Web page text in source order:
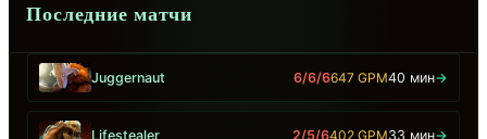
Последние матчи
Juggernaut 6/6/6647 GPM40 мин→
Lifestealer 2/5/6402 GPM33 мин→